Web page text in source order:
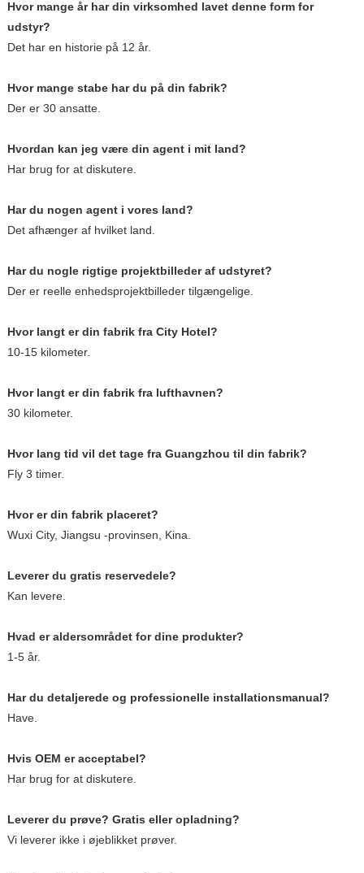
Hvor mange år har din virksomhed lavet denne form for
udstyr?
Det har en historie på 12 år.
Hvor mange stabe har du på din fabrik?
Der er 30 ansatte.
Hvordan kan jeg være din agent i mit land?
Har brug for at diskutere.
Har du nogen agent i vores land?
Det afhænger af hvilket land.
Har du nogle rigtige projektbilleder af udstyret?
Der er reelle enhedsprojektbilleder tilgængelige.
Hvor langt er din fabrik fra City Hotel?
10-15 kilometer.
Hvor langt er din fabrik fra lufthavnen?
30 kilometer.
Hvor lang tid vil det tage fra Guangzhou til din fabrik?
Fly 3 timer.
Hvor er din fabrik placeret?
Wuxi City, Jiangsu -provinsen, Kina.
Leverer du gratis reservedele?
Kan levere.
Hvad er aldersområdet for dine produkter?
1-5 år.
Har du detaljerede og professionelle installationsmanual?
Have.
Hvis OEM er acceptabel?
Har brug for at diskutere.
Leverer du prøve? Gratis eller opladning?
Vi leverer ikke i øjeblikket prøver.